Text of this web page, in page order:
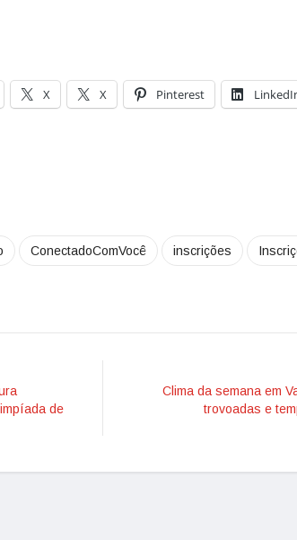
X X Pinterest
ConectadoComVocê inscrições
de
Clima da semana em
trovoadas e